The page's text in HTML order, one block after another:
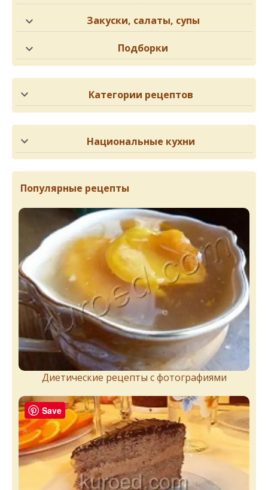
Закуски, салаты, супы
Подборки
Категории рецептов
Национальные кухни
Популярные рецепты
Диетические рецепты с фотографиями
Save